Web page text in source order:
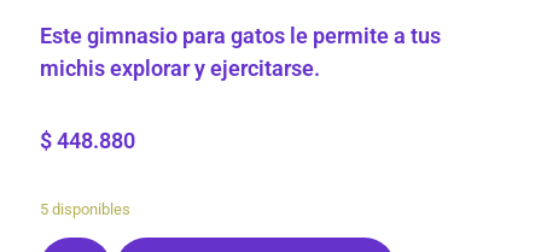
Este gimnasio para gatos le permite a tus
michis explorar y ejercitarse.
$ 448.880
5 disponibles